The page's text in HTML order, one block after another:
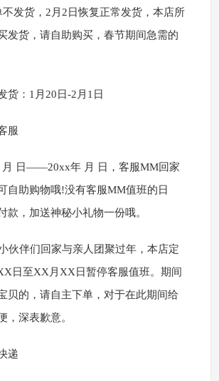
不发货，2月2日恢复正常发货，本店所
发货，请自助购买，春节期间急需的
货：1月20日-2月1日
服
月 日——20xx年 月 日，客服MM回家
自助购物哦!没有客服MM值班的日
款，加送神秘小礼物一份哦。
伙伴们回家与亲人团聚过年，本店定
日至XX月XX日暂停客服值班。期间
贝的，请自主下单，对于在此期间给
，深表歉意。
递